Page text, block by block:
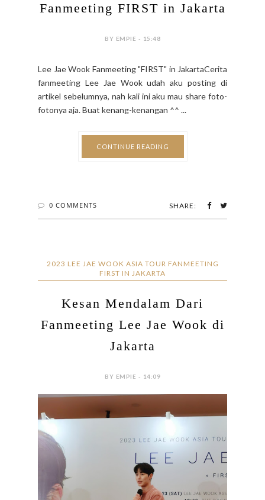
Fanmeeting FIRST in Jakarta
BY EMPIE - 15:48
Lee Jae Wook Fanmeeting "FIRST" in JakartaCerita
fanmeeting Lee Jae Wook udah aku posting di
artikel sebelumnya, nah kali ini aku mau share foto-
fotonya aja. Buat kenang-kenangan ^^ ...
CONTINUE READING
0 COMMENTS SHARE:
2023 LEE JAE WOOK ASIA TOUR FANMEETING
FIRST IN JAKARTA
Kesan Mendalam Dari
Fanmeeting Lee Jae Wook di
Jakarta
BY EMPIE - 14:09